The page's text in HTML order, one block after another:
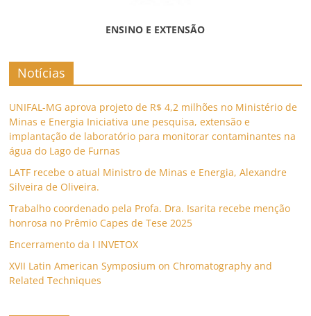
ENSINO E EXTENSÃO
Notícias
UNIFAL-MG aprova projeto de R$ 4,2 milhões no Ministério de
Minas e Energia Iniciativa une pesquisa, extensão e
implantação de laboratório para monitorar contaminantes na
água do Lago de Furnas
LATF recebe o atual Ministro de Minas e Energia, Alexandre
Silveira de Oliveira.
Trabalho coordenado pela Profa. Dra. Isarita recebe menção
honrosa no Prêmio Capes de Tese 2025
Encerramento da I INVETOX
XVII Latin American Symposium on Chromatography and
Related Techniques